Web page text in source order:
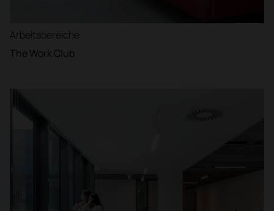
Arbeitsbereiche
The Work Club